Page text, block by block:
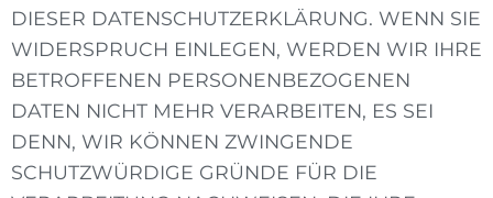
DIESER DATENSCHUTZERKLÄRUNG. WENN SIE
WIDERSPRUCH EINLEGEN, WERDEN WIR IHRE
BETROFFENEN PERSONENBEZOGENEN
DATEN NICHT MEHR VERARBEITEN, ES SEI
DENN, WIR KÖNNEN ZWINGENDE
SCHUTZWÜRDIGE GRÜNDE FÜR DIE